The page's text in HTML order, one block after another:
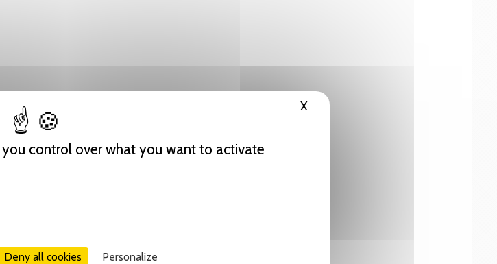
you control over what you want to activate
Deny all cookies Personalize
X Hide cookie banner